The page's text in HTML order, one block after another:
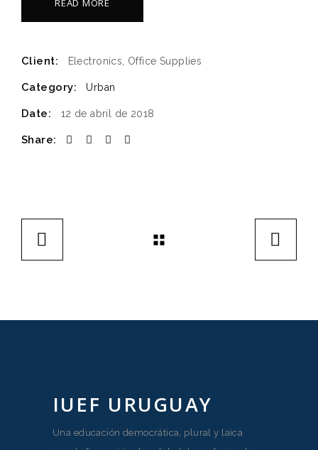
READ MORE
Client: Electronics, Office Supplies
Category: Urban
Date: 12 de abril de 2018
Share:
IUEF URUGUAY
Una educación democrática, plural y laica